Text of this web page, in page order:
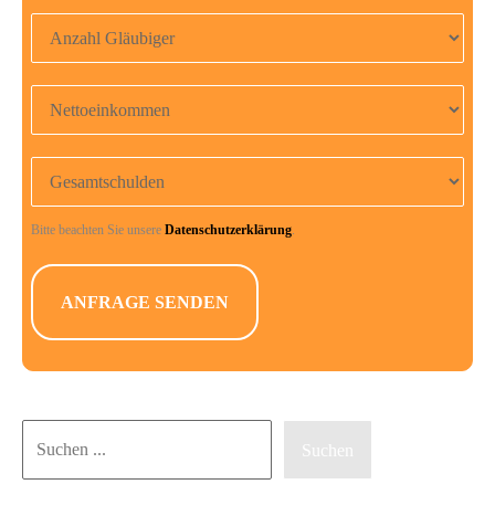
Anzahl Gläubiger
Nettoeinkommen
Gesamtschulden
Bitte beachten Sie unsere Datenschutzerklärung.
Suchen